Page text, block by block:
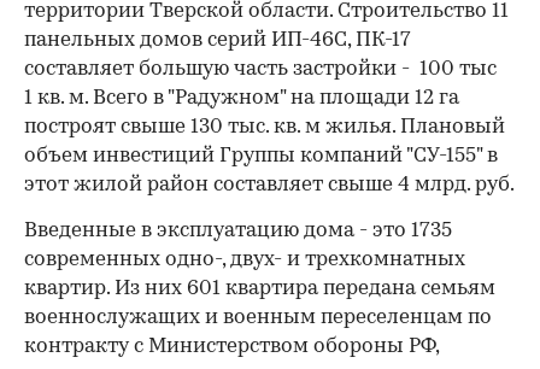
территории Тверской области. Строительство 11
панельных домов серий ИП-46С, ПК-17
составляет большую часть застройки - 100 тыс
1 кв. м. Всего в "Радужном" на площади 12 га
построят свыше 130 тыс. кв. м жилья. Плановый
объем инвестиций Группы компаний "СУ-155" в
этот жилой район составляет свыше 4 млрд. руб.
Введенные в эксплуатацию дома - это 1735
современных одно-, двух- и трехкомнатных
квартир. Из них 601 квартира передана семьям
военнослужащих и военным переселенцам по
контракту с Министерством обороны РФ,